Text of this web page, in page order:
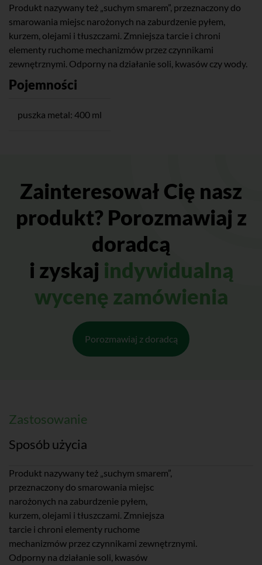
Produkt nazywany też „suchym smarem”, przeznaczony do
smarowania miejsc narożonych na zaburdzenie pyłem,
kurzem, olejami i tłuszczami. Zmniejsza tarcie i chroni
elementy ruchome mechanizmów przez czynnikami
zewnętrznymi. Odporny na działanie soli, kwasów czy wody.
Pojemności
puszka metal: 400 ml
Zainteresował Cię nasz
produkt? Porozmawiaj z
doradcą
i zyskaj indywidualną
wycenę zamówienia
Porozmawiaj z doradcą
Zastosowanie
Sposób użycia
Produkt nazywany też „suchym smarem”,
przeznaczony do smarowania miejsc
narożonych na zaburdzenie pyłem,
kurzem, olejami i tłuszczami. Zmniejsza
tarcie i chroni elementy ruchome
mechanizmów przez czynnikami zewnętrznymi.
Odporny na działanie soli, kwasów
Oczyść i odłuść dokładnie powierzchnię przed nałożeniem
smaru. Puszkę z preparatem wstrząśnij i zaaplikuj cienką
warstwę. Nadmiar usuń szmatką